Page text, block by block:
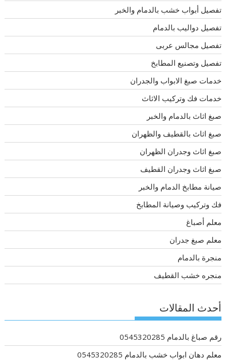
تفصيل أبواب خشب بالدمام والخبر
تفصيل دواليب بالدمام
تفصيل مجالس عربى
تفصيل وتصنيع المطابخ
خدمات صبغ الابواب والجدران
خدمات فك وتركيب الاثاث
صبغ اثاث بالدمام والخبر
صبغ اثاث بالقطيف والظهران
صبغ اثاث وجدران الظهران
صبغ اثاث وجدران القطيف
صيانة مطابخ الدمام والخبر
فك وتركيب وصيانة المطابخ
معلم أصباغ
معلم صبغ جدران
منجرة بالدمام
منجره خشب القطيف
أحدث المقالات
رقم صباغ بالدمام 0545320285
معلم دهان ابواب خشب بالدمام 0545320285